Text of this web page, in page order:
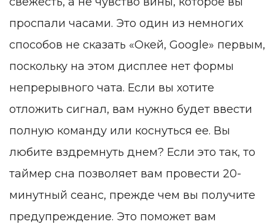
проспали часами. Это один из немногих
способов не сказать «Окей, Google» первым,
поскольку на этом дисплее нет формы
непрерывного чата. Если вы хотите
отложить сигнал, вам нужно будет ввести
полную команду или коснуться ее. Вы
любите вздремнуть днем? Если это так, то
таймер сна позволяет вам провести 20-
минутный сеанс, прежде чем вы получите
предупреждение. Это поможет вам